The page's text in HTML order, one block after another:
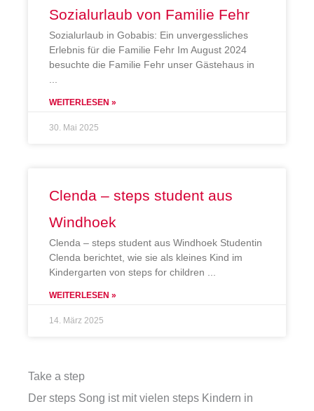
Sozialurlaub von Familie Fehr
Sozialurlaub in Gobabis: Ein unvergessliches
Erlebnis für die Familie Fehr Im August 2024
besuchte die Familie Fehr unser Gästehaus in
WEITERLESEN »
30. Mai 2025
Clenda – steps student aus
Windhoek
Clenda – steps student aus Windhoek Studentin
Clenda berichtet, wie sie als kleines Kind im
Kindergarten von steps for children
WEITERLESEN »
14. März 2025
Take a step
Der steps Song ist mit vielen steps Kindern in